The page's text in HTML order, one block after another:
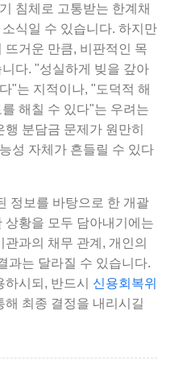
침체로 고통받는 한계채
식일 수 있습니다. 하지만
뜨거운 만큼, 비판적인 목
다. "성실하게 빚을 갚아
"는 지적이나, "도덕적 해
해칠 수 있다"는 우려는
분담금 문제가 원만히
성 자체가 흔들릴 수 있다
정보를 바탕으로 한 개괄
상황을 모두 담아내기에는
과의 채무 관계, 개인의
과는 달라질 수 있습니다.
시되, 반드시 신용회복위
최종 결정을 내리시길